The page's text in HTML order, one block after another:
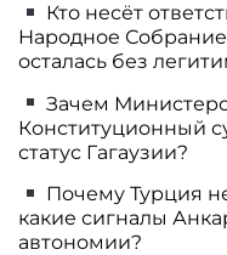
Кто несёт
Народное
осталась без
Зачем
Конституционный
статус Гагаузии?
Почему Турция
какие сигналы
автономии?